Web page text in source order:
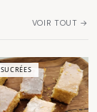
VOIR TOUT →